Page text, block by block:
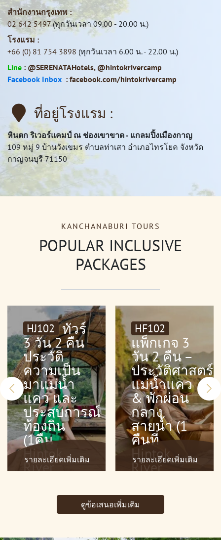
สำนักงานกรุงเทพ :
02 642 5497(ทุกวันเวลา 09.00 - 20.00 น.)
โรงแรม :
+66 (0) 81 754 3898 (ทุกวันเวลา 6.00 น. - 22.00 น.)
Line : @SERENATAHotels, @hintokrivercamp
Facebook Inbox : facebook.com/hintokrivercamp
ที่อยู่โรงแรม :
หินตก ริเวอร์แคมป์ ณ ช่องเขาขาด - แกลมปิ้งเมืองกาญ
109 หมู่ 9 บ้านวังเขมร ตำบลท่าเสา อำเภอไทรโยค จังหวัด
กาญจนบุรี 71150
KANCHANABURI TOURS
POPULAR INCLUSIVE
PACKAGES
HJ102 ทัวร์
3 วัน 2 คืน
ประวัติ
ความเป็น
มาแม่น้ำ
แคว และ
ประสบการณ์
ท้องถิ่น
(1คืน
Hintok
River
Jungle
Rafts)
รายละเอียดเพิ่มเติม
HF102
แพ็กเกจ 3
วัน 2 คืน –
ประวัติศาสตร์
แม่น้ำแคว
& พักผ่อน
กลาง
สายน้ำ (1
คืนที่
Hintok
River
คืนที่ The
FloatHouse
Kwai)
รายละเอียดเพิ่มเติม
ดูข้อเสนอเพิ่มเติม